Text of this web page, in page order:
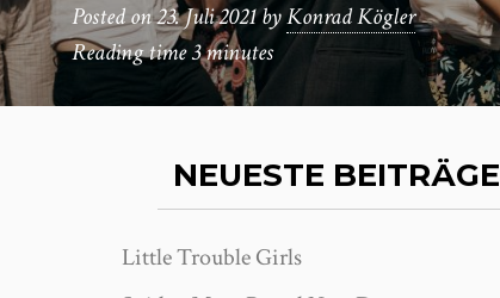
Posted on23. Juli 2021byKonrad Kögler
Reading time3 minutes
NEUESTE BEITRÄGE
Little Trouble Girls